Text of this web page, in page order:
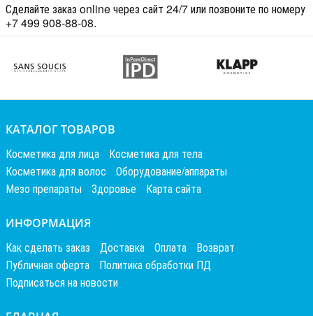
Сделайте заказ online через сайт 24/7 или позвоните по номеру
+7 499 908-88-08.
КАТАЛОГ ТОВАРОВ
Косметика для лица
Косметика для тела
Косметика для волос
Оборудование/аппараты
Мезо препараты
Здоровье Карта сайта
ИНФОРМАЦИЯ
Как сделать заказ Доставка Оплата
Возврат
Публичная оферта
Политика обработки ПД
Подписаться на новости